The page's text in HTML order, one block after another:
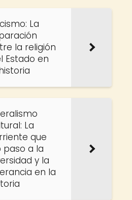
La
la religión
Estado en
La
que
paso a la
y la
en la